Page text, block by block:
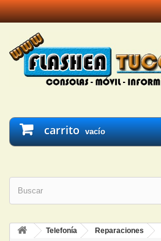
carrito vacío
Telefonía Reparaciones